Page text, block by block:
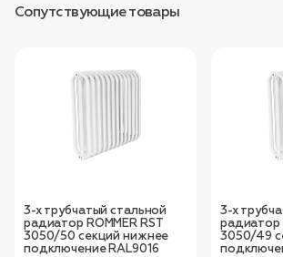
Сопутствующие товары
3-х трубчатый стальной
радиатор ROMMER RST
3050/50 секций нижнее
подключение RAL9016
3-х
радиатор
3050/49